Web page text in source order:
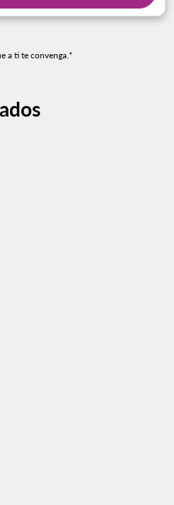
a ti te convenga.*